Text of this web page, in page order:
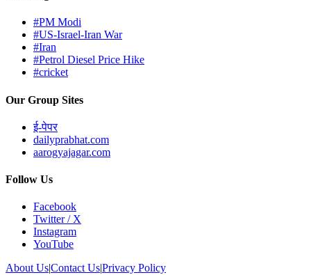
#PM Modi
#US-Israel-Iran War
#Iran
#Petrol Diesel Price Hike
#cricket
Our Group Sites
ई-पेपर
dailyprabhat.com
aarogyajagar.com
Follow Us
Facebook
Twitter / X
Instagram
YouTube
About Us|Contact Us|Privacy Policy